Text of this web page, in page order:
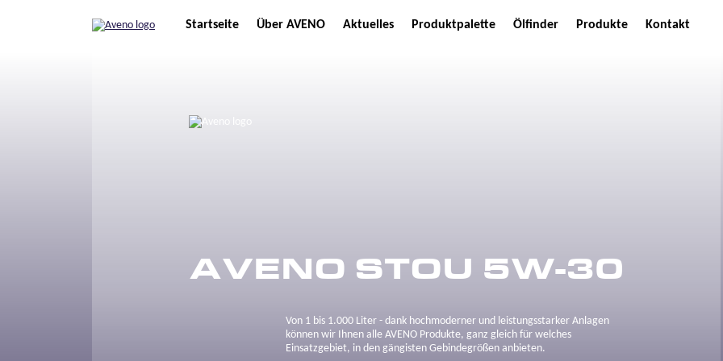
Startseite Über AVENO Aktuelles Produktpalette Ölfinder Produkte Kontakt
AVENO STOU 5W-30
Von 1 bis 1.000 Liter - dank hochmoderner und leistungsstarker Anlagen
können wir Ihnen alle AVENO Produkte, ganz gleich für welches
Einsatzgebiet, in den gängisten Gebindegrößen anbieten.